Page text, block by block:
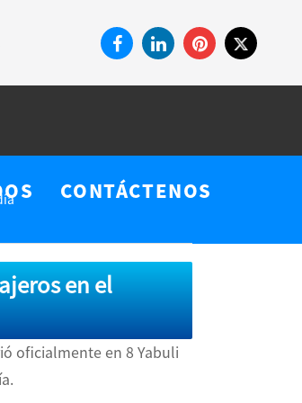
CONTÁCTENOS
en el
oficialmente en 8 Yabuli